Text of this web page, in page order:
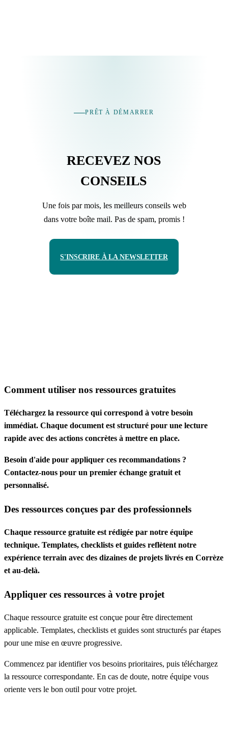
PRÊT À DÉMARRER
RECEVEZ NOS
CONSEILS
Une fois par mois, les meilleurs conseils web
dans votre boîte mail. Pas de spam, promis !
S'INSCRIRE À LA NEWSLETTER
Comment utiliser nos ressources gratuites
Téléchargez la ressource qui correspond à votre besoin
immédiat. Chaque document est structuré pour une lecture
rapide avec des actions concrètes à mettre en place.
Besoin d'aide pour appliquer ces recommandations ?
Contactez-nous pour un premier échange gratuit et
personnalisé.
Des ressources conçues par des professionnels
Chaque ressource gratuite est rédigée par notre équipe
technique. Templates, checklists et guides reflètent notre
expérience terrain avec des dizaines de projets livrés en Corrèze
et au-delà.
Appliquer ces ressources à votre projet
Chaque ressource gratuite est conçue pour être directement
applicable. Templates, checklists et guides sont structurés par étapes
pour une mise en œuvre progressive.
Commencez par identifier vos besoins prioritaires, puis téléchargez
la ressource correspondante. En cas de doute, notre équipe vous
oriente vers le bon outil pour votre projet.